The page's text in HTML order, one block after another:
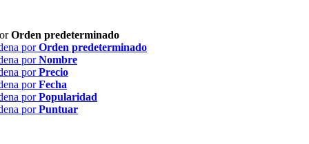
Orden predeterminado
porOrden predeterminado
porNombre
porPrecio
porFecha
porPopularidad
porPuntuar